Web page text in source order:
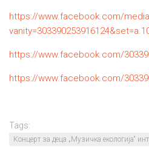
https://www.facebook.com/
https://www.facebook.com/
https://www.facebook.com/
Tags:
Концерт за деца „Музичка екологија“